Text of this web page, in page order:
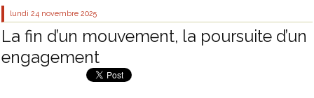
lundi 24 novembre 2025
La fin d’un mouvement, la poursuite d’un
engagement